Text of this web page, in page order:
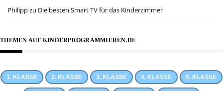
Philippzu Die besten Smart TV für das Kinderzimmer
THEMEN AUF KINDERPROGRAMMIEREN.DE
1. KLASSE 2. KLASSE 3. KLASSE 4. KLASSE 5. KLASSE